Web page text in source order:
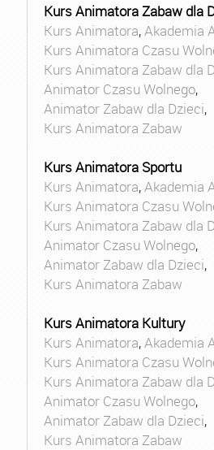
Kurs Animatora Zabaw dla
Kurs Animatora,Akademia
Kurs Animatora Czasu
Kurs Animatora Zabaw dla
Animator Czasu Wolnego,
Animator Zabaw dla Dzieci,
Kurs Animatora Zabaw
Kurs Animatora Sportu
Kurs Animatora,Akademia
Kurs Animatora Czasu
Kurs Animatora Zabaw dla
Animator Czasu Wolnego,
Animator Zabaw dla Dzieci,
Kurs Animatora Zabaw
Kurs Animatora Kultury
Kurs Animatora,Akademia
Kurs Animatora Czasu
Kurs Animatora Zabaw dla
Animator Czasu Wolnego,
Animator Zabaw dla Dzieci,
Kurs Animatora Zabaw